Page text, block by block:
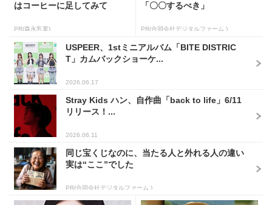
はコーヒーに足してみて
PR(森永乳業)
「〇〇するべき」
PR(合同会社デジタルファーム )
USPEER、1stミニアルバム「BITE DISTRIC
T」カムバックショーケ...
2026.06.17
Stray Kids ハン、自作曲「back to life」6/11
リリース！...
2026.06.11
同じ宝くじなのに、当たる人と外れる人の違い
実は“ここ”でした
PR(合同会社デジタルファーム )